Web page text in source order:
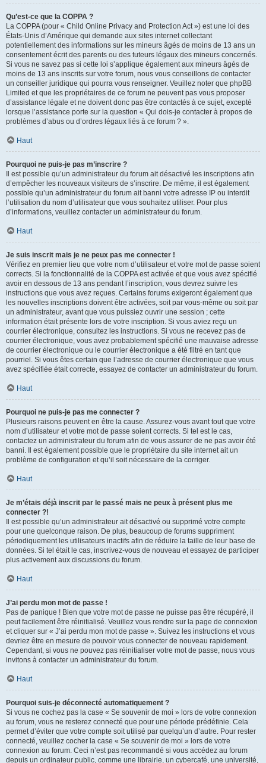
Qu’est-ce que la COPPA ?
La COPPA (pour « Child Online Privacy and Protection Act ») est une loi des
États-Unis d’Amérique qui demande aux sites internet collectant
potentiellement des informations sur les mineurs âgés de moins de 13 ans un
consentement écrit des parents ou des tuteurs légaux des mineurs concernés.
Si vous ne savez pas si cette loi s’applique également aux mineurs âgés de
moins de 13 ans inscrits sur votre forum, nous vous conseillons de contacter
un conseiller juridique qui pourra vous renseigner. Veuillez noter que phpBB
Limited et que les propriétaires de ce forum ne peuvent pas vous proposer
d’assistance légale et ne doivent donc pas être contactés à ce sujet, excepté
lorsque l’assistance porte sur la question « Qui dois-je contacter à propos de
problèmes d’abus ou d’ordres légaux liés à ce forum ? ».
Haut
Pourquoi ne puis-je pas m’inscrire ?
Il est possible qu’un administrateur du forum ait désactivé les inscriptions afin
d’empêcher les nouveaux visiteurs de s’inscrire. De même, il est également
possible qu’un administrateur du forum ait banni votre adresse IP ou interdit
l’utilisation du nom d’utilisateur que vous souhaitez utiliser. Pour plus
d’informations, veuillez contacter un administrateur du forum.
Haut
Je suis inscrit mais je ne peux pas me connecter !
Vérifiez en premier lieu que votre nom d’utilisateur et votre mot de passe soient
corrects. Si la fonctionnalité de la COPPA est activée et que vous avez spécifié
avoir en dessous de 13 ans pendant l’inscription, vous devrez suivre les
instructions que vous avez reçues. Certains forums exigeront également que
les nouvelles inscriptions doivent être activées, soit par vous-même ou soit par
un administrateur, avant que vous puissiez ouvrir une session ; cette
information était présente lors de votre inscription. Si vous aviez reçu un
courrier électronique, consultez les instructions. Si vous ne recevez pas de
courrier électronique, vous avez probablement spécifié une mauvaise adresse
de courrier électronique ou le courrier électronique a été filtré en tant que
pourriel. Si vous êtes certain que l’adresse de courrier électronique que vous
avez spécifiée était correcte, essayez de contacter un administrateur du forum.
Haut
Pourquoi ne puis-je pas me connecter ?
Plusieurs raisons peuvent en être la cause. Assurez-vous avant tout que votre
nom d’utilisateur et votre mot de passe soient corrects. Si tel est le cas,
contactez un administrateur du forum afin de vous assurer de ne pas avoir été
banni. Il est également possible que le propriétaire du site internet ait un
problème de configuration et qu’il soit nécessaire de la corriger.
Haut
Je m’étais déjà inscrit par le passé mais ne peux à présent plus me
connecter ?!
Il est possible qu’un administrateur ait désactivé ou supprimé votre compte
pour une quelconque raison. De plus, beaucoup de forums suppriment
périodiquement les utilisateurs inactifs afin de réduire la taille de leur base de
données. Si tel était le cas, inscrivez-vous de nouveau et essayez de participer
plus activement aux discussions du forum.
Haut
J’ai perdu mon mot de passe !
Pas de panique ! Bien que votre mot de passe ne puisse pas être récupéré, il
peut facilement être réinitialisé. Veuillez vous rendre sur la page de connexion
et cliquer sur « J’ai perdu mon mot de passe ». Suivez les instructions et vous
devriez être en mesure de pouvoir vous connecter de nouveau rapidement.
Cependant, si vous ne pouvez pas réinitialiser votre mot de passe, nous vous
invitons à contacter un administrateur du forum.
Haut
Pourquoi suis-je déconnecté automatiquement ?
Si vous ne cochez pas la case « Se souvenir de moi » lors de votre connexion
au forum, vous ne resterez connecté que pour une période prédéfinie. Cela
permet d’éviter que votre compte soit utilisé par quelqu’un d’autre. Pour rester
connecté, veuillez cocher la case « Se souvenir de moi » lors de votre
connexion au forum. Ceci n’est pas recommandé si vous accédez au forum
depuis un ordinateur public, comme une librairie, un cybercafé, une université,